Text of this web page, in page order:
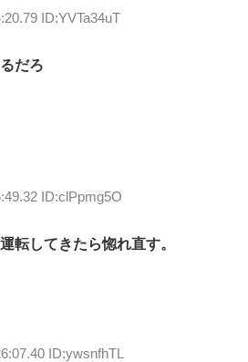
ID:YVTa34uT
だろ
ID:clPpmg5O
転してきたら惚れ直す。
ID:ywsnfhTL